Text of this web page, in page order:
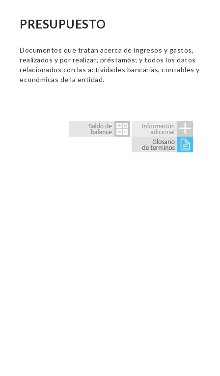
PRESUPUESTO
Documentos que tratan acerca de ingresos y gastos,
realizados y por realizar; préstamos; y todos los datos
relacionados con las actividades bancarias, contables y
económicas de la entidad.